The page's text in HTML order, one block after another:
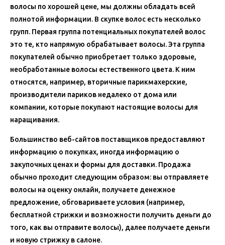
волосы по хорошей цене, мы должны обладать всей
полнотой информации. В скупке волос есть несколько
групп. Первая группа потенциальных покупателей волос
это те, кто напрямую обрабатывает волосы. Эта группа
покупателей обычно приобретает только здоровые,
необработанные волосы естественного цвета. К ним
относятся, например, вторичные парикмахерские,
производители париков недалеко от дома или
компании, которые покупают настоящие волосы для
наращивания.
Большинство веб-сайтов поставщиков предоставляют
информацию о покупках, иногда информацию о
закупочных ценах и формы для доставки. Продажа
обычно проходит следующим образом: вы отправляете
волосы на оценку онлайн, получаете денежное
предложение, обговариваете условия (например,
бесплатной стрижки и возможности получить деньги до
того, как вы отправите волосы), далее получаете деньги
и новую стрижку в салоне.